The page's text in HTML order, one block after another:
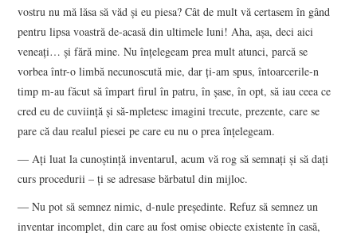
vostru nu mă lăsa să văd și eu piesa? Cât de mult vă certasem în gând
pentru lipsa voastră de-acasă din ultimele luni! Aha, așa, deci aici
veneați… și fără mine. Nu înțelegeam prea mult atunci, parcă se
vorbea într-o limbă necunoscută mie, dar ți-am spus, întoarcerile-n
timp m-au făcut să împart firul în patru, în șase, în opt, să iau ceea ce
cred eu de cuviință și să-mpletesc imagini trecute, prezente, care se
pare că dau realul piesei pe care eu nu o prea înțelegeam.
― Ați luat la cunoștință inventarul, acum vă rog să semnați și să dați
curs procedurii – ți se adresase bărbatul din mijloc.
― Nu pot să semnez nimic, d-nule președinte. Refuz să semnez un
inventar incomplet, din care au fost omise obiecte existente în casă,